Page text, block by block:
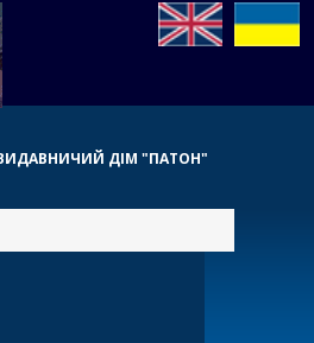
ДІМ "ПАТОН"